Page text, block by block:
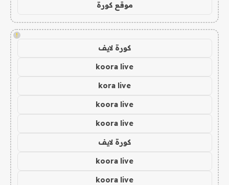
موقع كورة
!
كورة لايف
koora live
kora live
koora live
koora live
كورة لايف
koora live
koora live